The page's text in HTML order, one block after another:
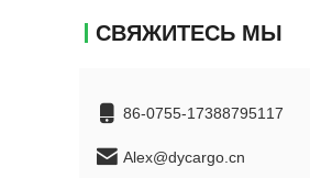
СВЯЖИТЕСЬ МЫ
86-0755-17388795117
Alex@dycargo.cn